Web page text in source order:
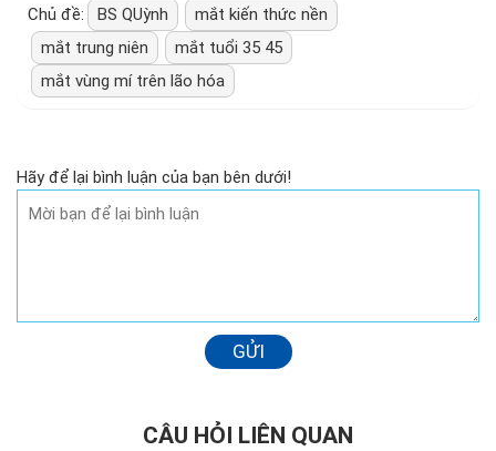
Chủ đề: BS QUỳnh
mắt kiến thức nền
mắt trung niên
mắt tuổi 35 45
mắt vùng mí trên lão hóa
Hãy để lại bình luận của bạn bên dưới!
GỬI
CÂU HỎI LIÊN QUAN